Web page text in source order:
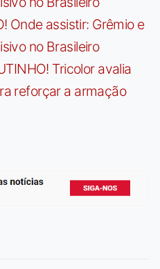
Onde assistir: Grêmio e
no Brasileiro
Tricolor avalia
reforçar a armação